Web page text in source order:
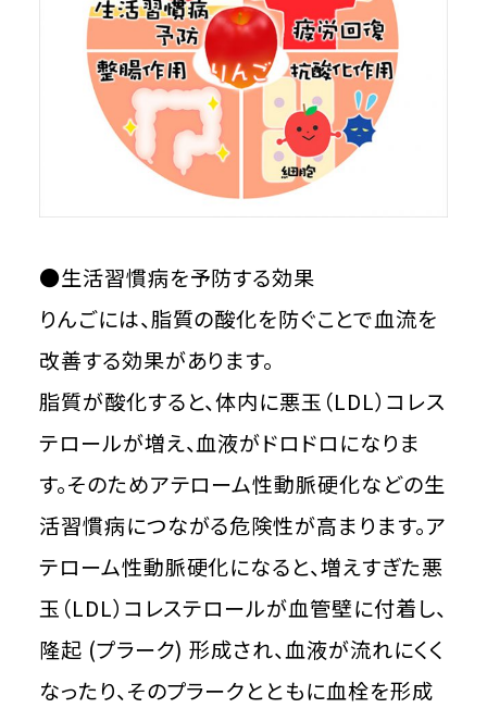
●生活習慣病を予防する効果
りんごには、脂質の酸化を防ぐことで血流を
改善する効果があります。
脂質が酸化すると、体内に悪玉（LDL）コレス
テロールが増え、血液がドロドロになりま
す。そのためアテローム性動脈硬化などの生
活習慣病につながる危険性が高まります。ア
テローム性動脈硬化になると、増えすぎた悪
玉（LDL）コレステロールが血管壁に付着し、
隆起 (プラーク) 形成され、血液が流れにくく
なったり、そのプラークとともに血栓を形成